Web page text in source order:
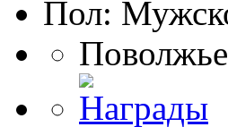
Пол:
Поволжье